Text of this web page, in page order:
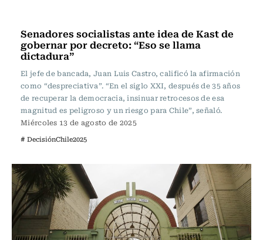
Senadores socialistas ante idea de Kast de
gobernar por decreto: “Eso se llama
dictadura”
El jefe de bancada, Juan Luis Castro, calificó la afirmación
como “despreciativa”. “En el siglo XXI, después de 35 años
de recuperar la democracia, insinuar retrocesos de esa
magnitud es peligroso y un riesgo para Chile”, señaló.
Miércoles 13 de agosto de 2025
# DecisiónChile2025